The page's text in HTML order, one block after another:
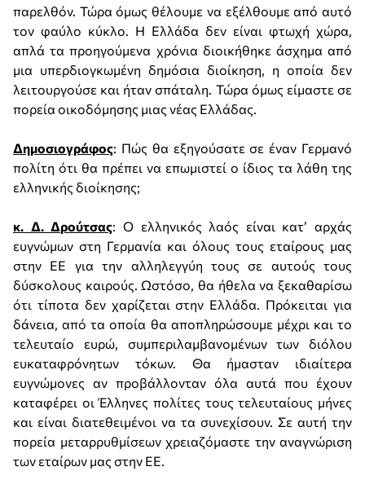
παρελθόν. Τώρα όμως θέλουμε να εξέλθουμε από αυτό
τον φαύλο κύκλο. Η Ελλάδα δεν είναι φτωχή χώρα,
απλά τα προηγούμενα χρόνια διοικήθηκε άσχημα από
μια υπερδιογκωμένη δημόσια διοίκηση, η οποία δεν
λειτουργούσε και ήταν σπάταλη. Τώρα όμως είμαστε σε
πορεία οικοδόμησης μιας νέας Ελλάδας.
Δημοσιογράφος: Πώς θα εξηγούσατε σε έναν Γερμανό
πολίτη ότι θα πρέπει να επωμιστεί ο ίδιος τα λάθη της
ελληνικής διοίκησης;
κ. Δ. Δρούτσας: Ο ελληνικός λαός είναι κατ’ αρχάς
ευγνώμων στη Γερμανία και όλους τους εταίρους μας
στην ΕΕ για την αλληλεγγύη τους σε αυτούς τους
δύσκολους καιρούς. Ωστόσο, θα ήθελα να ξεκαθαρίσω
ότι τίποτα δεν χαρίζεται στην Ελλάδα. Πρόκειται για
δάνεια, από τα οποία θα αποπληρώσουμε μέχρι και το
τελευταίο ευρώ, συμπεριλαμβανομένων των διόλου
ευκαταφρόνητων τόκων. Θα ήμασταν ιδιαίτερα
ευγνώμονες αν προβάλλονταν όλα αυτά που έχουν
καταφέρει οι Έλληνες πολίτες τους τελευταίους μήνες
και είναι διατεθειμένοι να τα συνεχίσουν. Σε αυτή την
πορεία μεταρρυθμίσεων χρειαζόμαστε την αναγνώριση
των εταίρων μας στην ΕΕ.